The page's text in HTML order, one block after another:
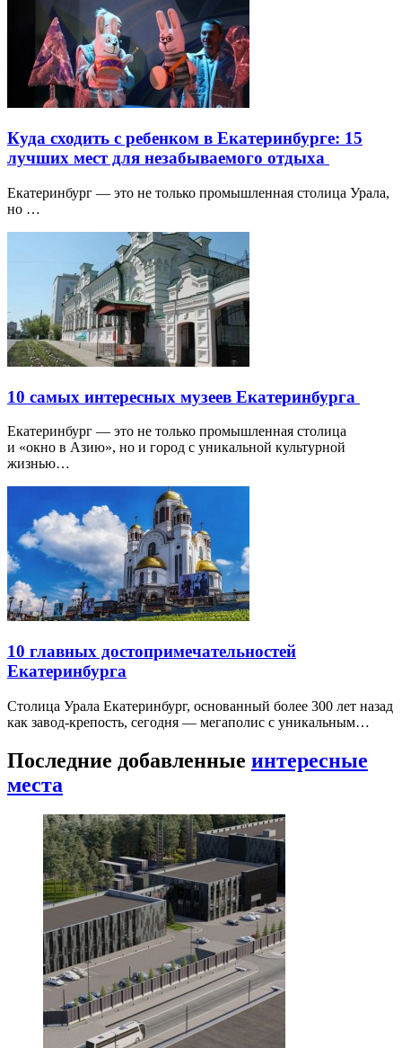
Куда сходить с ребенком в Екатеринбурге: 15
лучших мест для незабываемого отдыха
Екатеринбург — это не только промышленная столица Урала,
но …
10 самых интересных музеев Екатеринбурга
Екатеринбург — это не только промышленная столица
и «окно в Азию», но и город с уникальной культурной
жизнью…
10 главных достопримечательностей
Екатеринбурга
Столица Урала Екатеринбург, основанный более 300 лет назад
как завод-крепость, сегодня — мегаполис с уникальным…
Последние добавленные интересные
места